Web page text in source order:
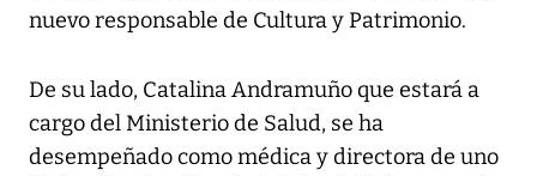
nuevo responsable de Cultura y Patrimonio.
De su lado, Catalina Andramuño que estará a
cargo del Ministerio de Salud, se ha
desempeñado como médica y directora de uno